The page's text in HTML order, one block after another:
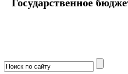
Государственное